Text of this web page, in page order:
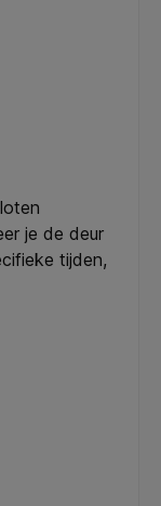
je de deur
tijden,